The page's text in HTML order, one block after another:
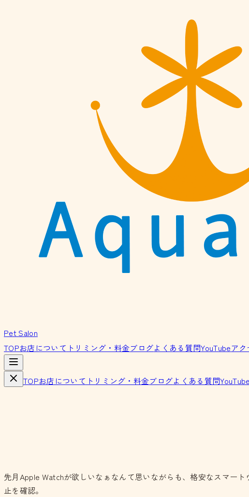
Pet Salon
TOPお店について トリミング・料金ブログよくある質問YouTubeアク
TOPお店について トリミング・料金ブログよくある質問YouTube
先月Apple Watchが欲しいなぁなんて思いながらも、格安なスマー
止を確認。